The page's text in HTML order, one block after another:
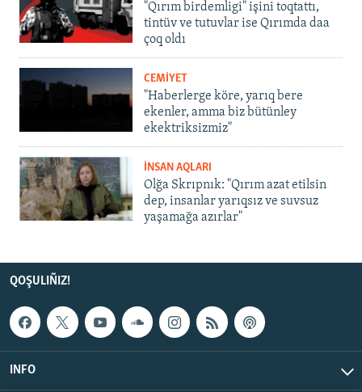
"Qırım birdemligi" işini toqtattı,
tintüv ve tutuvlar ise Qırımda daa
çoq oldı
CEMİYET
"Haberlerge köre, yarıq bere
ekenler, amma biz bütünley
ekektriksizmiz"
İNSAN AQLARI
Olğa Skrıpnık: "Qırım azat etilsin
dep, insanlar yarıqsız ve suvsuz
yaşamağa azırlar"
QOŞULIÑIZ!
INFO